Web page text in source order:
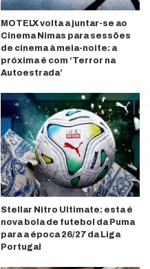
MOTELX volta a juntar-se ao
Cinema Nimas para sessões
de cinema à meia-noite: a
próxima é com ‘Terror na
Autoestrada’
Stellar Nitro Ultimate: esta é
nova bola de futebol da Puma
para a época 26/27 da Liga
Portugal